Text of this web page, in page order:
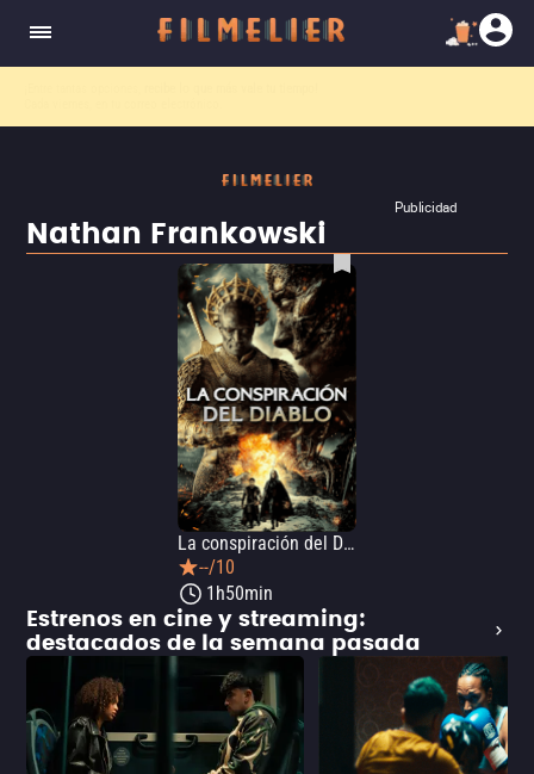
Publicidad
Nathan Frankowski
La conspiración del Diablo
--/10
1h50min
Estrenos en cine y streaming:
destacados de la semana pasada